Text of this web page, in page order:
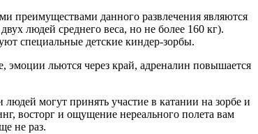
преимуществами данного развлечения являются
людей среднего веса, но не более 160 кг).
специальные детские киндер-зорбы.
льются через край, адреналин повышается
могут принять участие в катании на зорбе и
восторг и ощущение нереального полета вам
не раз.